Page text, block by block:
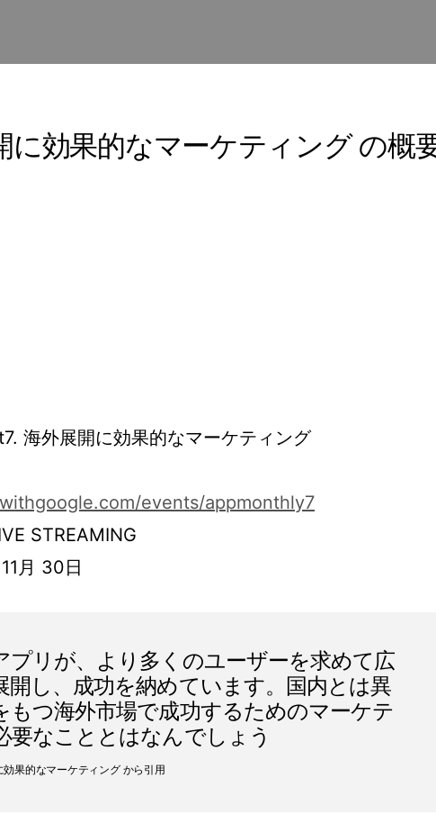
に効果的なマーケティング の概
海外展開に効果的なマーケティング
events/appmonthly7
STREAMING
月 30日
プリが、より多くのユーザーを求めて広
開し、成功を納めています。国内とは異
もつ海外市場で成功するためのマーケテ
要なこととはなんでしょう
効果的なマーケティング から引用